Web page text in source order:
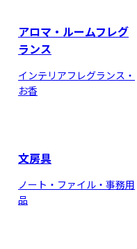
アロマ・ルームフレグ
ランス
インテリアフレグランス・
お香
文房具
ノート・ファイル・事務用
品